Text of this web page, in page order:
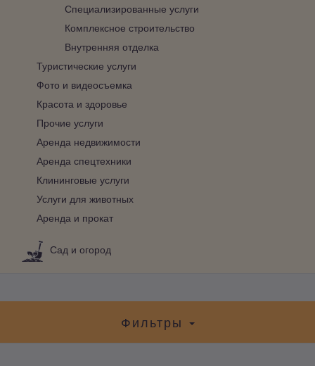
Специализированные услуги
Комплексное строительство
Внутренняя отделка
Туристические услуги
Фото и видеосъемка
Красота и здоровье
Прочие услуги
Аренда недвижимости
Аренда спецтехники
Клининговые услуги
Услуги для животных
Аренда и прокат
Сад и огород
Фильтры